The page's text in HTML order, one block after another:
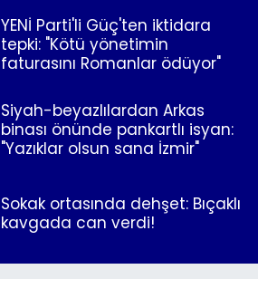
YENİ Parti'li Güç'ten iktidara
tepki: "Kötü yönetimin
faturasını Romanlar ödüyor"
Siyah-beyazlılardan Arkas
binası önünde pankartlı isyan:
"Yazıklar olsun sana İzmir"
Sokak ortasında dehşet: Bıçaklı
kavgada can verdi!